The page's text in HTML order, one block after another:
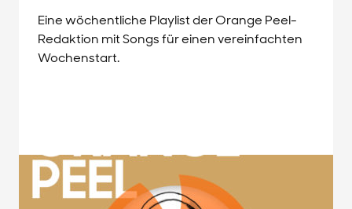
Eine wöchentliche Playlist der Orange Peel-
Redaktion mit Songs für einen vereinfachten
Wochenstart.